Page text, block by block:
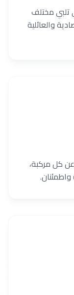
تلبي مختلف
والعائلية
كل مركبة،